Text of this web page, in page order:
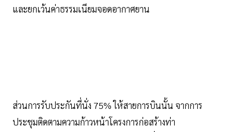
และยกเว้นค่าธรรมเนียมจอดอากาศยาน
ส่วนการรับประกันที่นั่ง 75% ให้สายการบินนั้น จากการ
ประชุมติดตามความก้าวหน้าโครงการก่อสร้างท่า